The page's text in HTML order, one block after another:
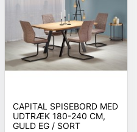
CAPITAL SPISEBORD MED
UDTRÆK 180-240 CM,
GULD EG / SORT